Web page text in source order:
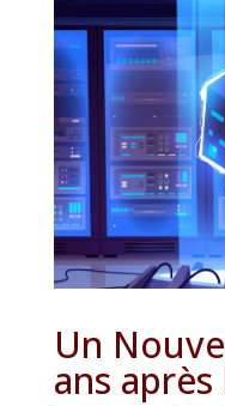
Un
ans après